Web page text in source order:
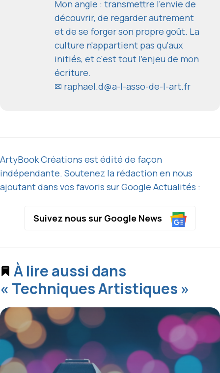
Mon angle : transmettre l'envie de
découvrir, de regarder autrement
et de se forger son propre goût. La
culture n'appartient pas qu'aux
initiés, et c'est tout l'enjeu de mon
écriture.
✉ raphael.d@a-l-asso-de-l-art.fr
ArtyBook Créations est édité de façon
indépendante. Soutenez la rédaction en nous
ajoutant dans vos favoris sur Google Actualités :
Suivez nous sur Google News
À lire aussi dans
« Techniques Artistiques »